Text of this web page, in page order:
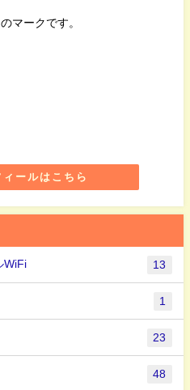
マークです。
ールはこちら
WiFi 13
1
23
48